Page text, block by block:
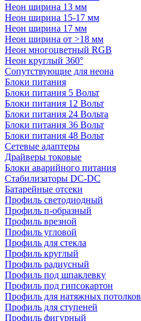
Неон ширина 13 мм
Неон ширина 15-17 мм
Неон ширина 17 мм
Неон ширина от >18 мм
Неон многоцветный RGB
Неон круглый 360°
Сопутствующие для неона
Блоки питания
Блоки питания 5 Вольт
Блоки питания 12 Вольт
Блоки питания 24 Вольта
Блоки питания 36 Вольт
Блоки питания 48 Вольт
Сетевые адаптеры
Драйверы токовые
Блоки аварийного питания
Стабилизаторы DC-DC
Батарейные отсеки
Профиль светодиодный
Профиль п-образный
Профиль врезной
Профиль угловой
Профиль для стекла
Профиль круглый
Профиль радиусный
Профиль под шпаклевку
Профиль под гипсокартон
Профиль для натяжных потолков
Профиль для ступеней
Профиль фигурный